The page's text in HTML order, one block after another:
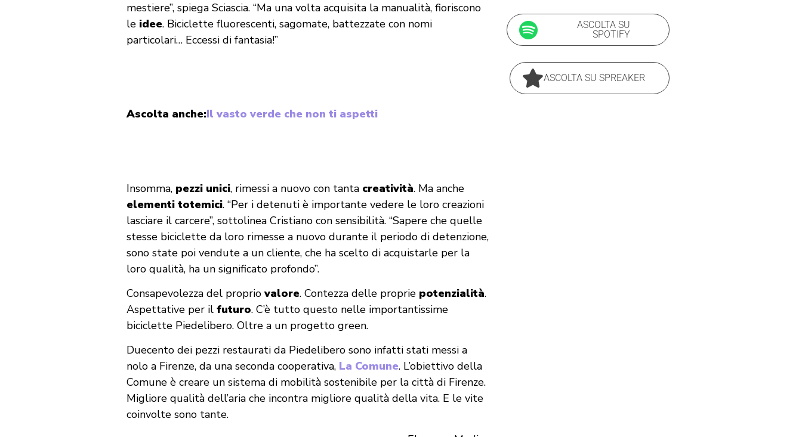
mestiere”, spiega Sciascia. “Ma una volta acquisita la manualità, fioriscono
le idee. Biciclette fluorescenti, sagomate, battezzate con nomi
particolari… Eccessi di fantasia!”
Ascolta anche:Il vasto verde che non ti aspetti
Insomma, pezzi unici, rimessi a nuovo con tanta creatività. Ma anche
elementi totemici. “Per i detenuti è importante vedere le loro creazioni
lasciare il carcere”, sottolinea Cristiano con sensibilità. “Sapere che quelle
stesse biciclette da loro rimesse a nuovo durante il periodo di detenzione,
sono state poi vendute a un cliente, che ha scelto di acquistarle per la
loro qualità, ha un significato profondo”.
Consapevolezza del propriovalore. Contezza delle proprie potenzialità.
Aspettative per il futuro. C’è tutto questo nelle importantissime
biciclette Piedelibero. Oltre a un progetto green.
Duecento dei pezzi restaurati da Piedelibero sono infatti stati messi a
nolo a Firenze, da una seconda cooperativa, La Comune. L’obiettivo della
Comune è creare un sistema di mobilità sostenibile per la città di Firenze.
Migliore qualità dell’aria che incontra migliore qualità della vita. E le vite
coinvolte sono tante.
ASCOLTA SU
SPOTIFY
ASCOLTA SU SPREAKER